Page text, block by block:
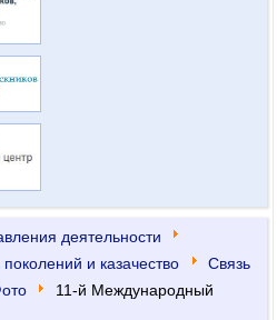
деятельности
и казачество
Связь
11-й Международный